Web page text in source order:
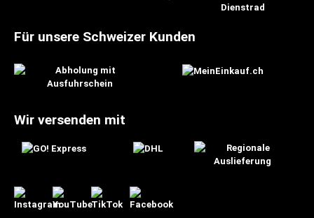
Für unsere Schweizer Kunden
Wir versenden mit